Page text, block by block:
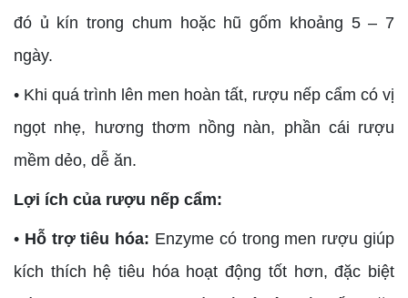
đó ủ kín trong chum hoặc hũ gốm khoảng 5 – 7
ngày.
• Khi quá trình lên men hoàn tất, rượu nếp cẩm có vị
ngọt nhẹ, hương thơm nồng nàn, phần cái rượu
mềm dẻo, dễ ăn.
Lợi ích của rượu nếp cẩm:
• Hỗ trợ tiêu hóa: Enzyme có trong men rượu giúp
kích thích hệ tiêu hóa hoạt động tốt hơn, đặc biệt